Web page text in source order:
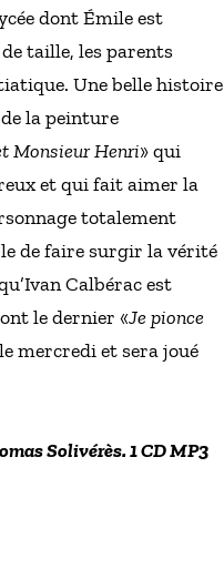
dont Émile est
taille, les parents
Une belle histoire
la peinture
Monsieur Henri» qui
et qui fait aimer la
totalement
de faire surgir la vérité
Calbérac est
le dernier «Je pionce
mercredi et sera joué
Solivérès. 1 CD MP3